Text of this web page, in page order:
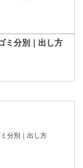
ミ分別｜出し方
分別｜出し方